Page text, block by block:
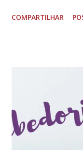
criou criaturas
. Em grego a palavra
mesmo significado.
termo à natureza
bíblico central
COMPARTILHAR